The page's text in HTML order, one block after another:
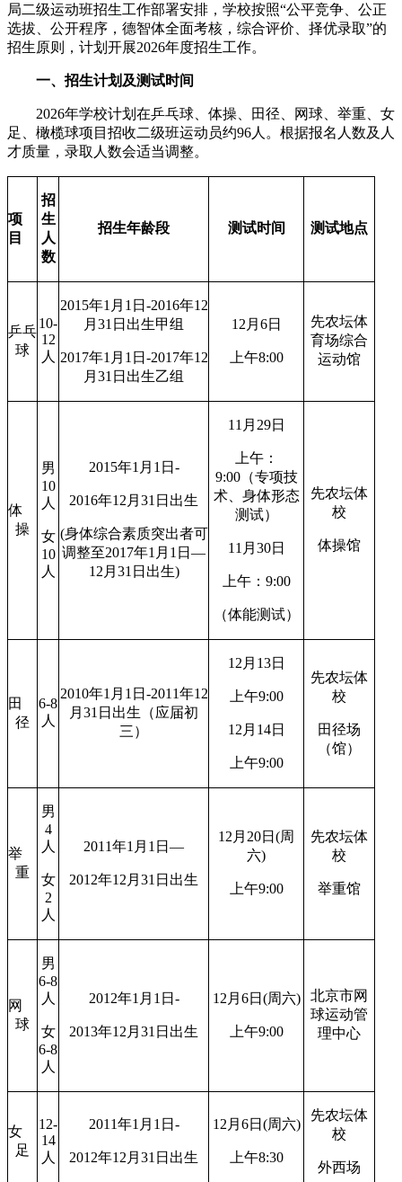
局二级运动班招生工作部署安排，学校按照“公平竞争、公正
选拔、公开程序，德智体全面考核，综合评价、择优录取”的
招生原则，计划开展2026年度招生工作。
一、招生计划及测试时间
2026年学校计划在乒乓球、体操、田径、网球、举重、女
足、橄榄球项目招收二级班运动员约96人。根据报名人数及人
才质量，录取人数会适当调整。
项
目
招
生
人
数
招生年龄段 测试时间 测试地点
乒乓
球
10-
12
人
2015年1月1日-2016年12
月31日出生甲组
2017年1月1日-2017年12
月31日出生乙组
12月6日
上午8:00
先农坛体
育场综合
运动馆
体
操
男
10
人
女
10
人
2015年1月1日-
2016年12月31日出生
(身体综合素质突出者可
调整至2017年1月1日—
12月31日出生)
11月29日
上午：
9:00（专项技
术、身体形态
测试）
11月30日
上午：9:00
（体能测试）
先农坛体
校
体操馆
田
径
6-8
人
2010年1月1日-2011年12
月31日出生（应届初
三）
12月13日
上午9:00
12月14日
上午9:00
先农坛体
校
田径场
（馆）
举
重
男
4
人
女
2
人
2011年1月1日—
2012年12月31日出生
12月20日(周
六)
上午9:00
先农坛体
校
举重馆
网
球
男
6-8
人
女
6-8
人
2012年1月1日-
2013年12月31日出生
12月6日(周六)
上午9:00
北京市网
球运动管
理中心
女
足
12-
14
人
2011年1月1日-
2012年12月31日出生
12月6日(周六)
上午8:30
先农坛体
校
外西场